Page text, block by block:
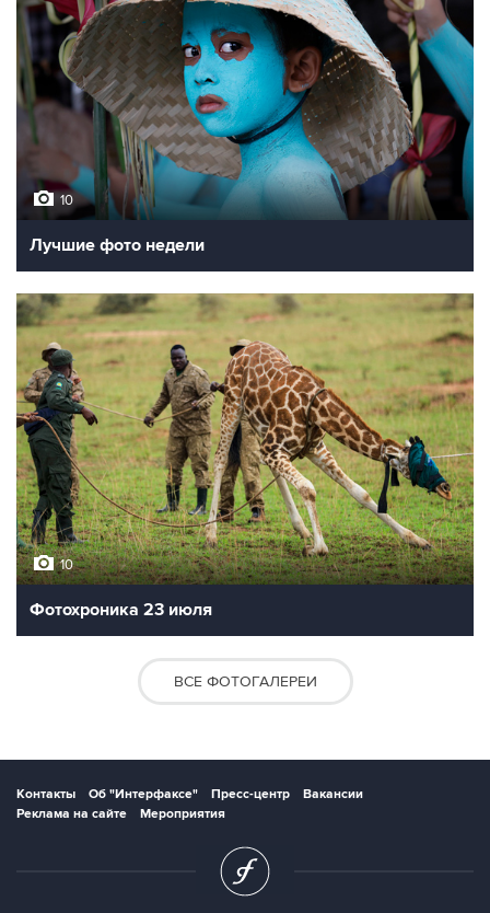
10
Лучшие фото недели
10
Фотохроника 23 июля
ВСЕ ФОТОГАЛЕРЕИ
Контакты Об "Интерфаксе" Пресс-центр
Вакансии
Реклама на сайте
Мероприятия